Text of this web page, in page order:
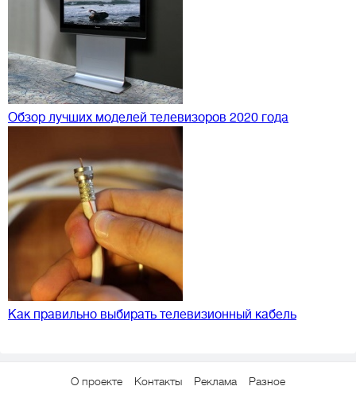
Обзор лучших моделей телевизоров 2020 года
Как правильно выбирать телевизионный кабель
О проекте Контакты Реклама Разное